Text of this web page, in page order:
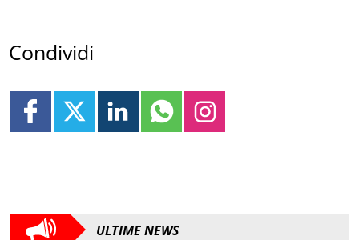
Condividi
ULTIME NEWS